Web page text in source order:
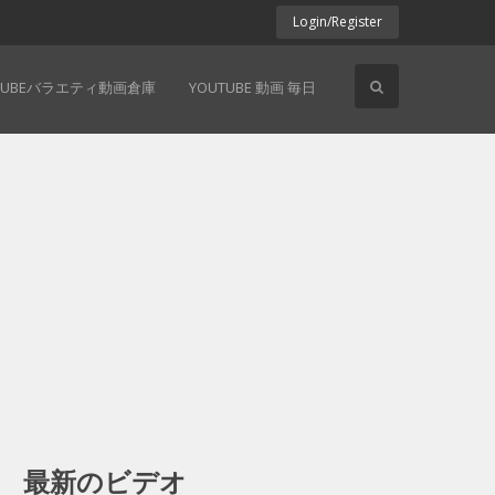
Login/Register
バラエティ動画倉庫 YOUTUBE 動画 毎日
最新のビデオ